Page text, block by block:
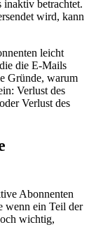
inaktiv betrachtet.
wird, kann
leicht
die E-Mails
Gründe, warum
Verlust des
Verlust des
Abonnenten
wenn ein Teil der
wichtig,